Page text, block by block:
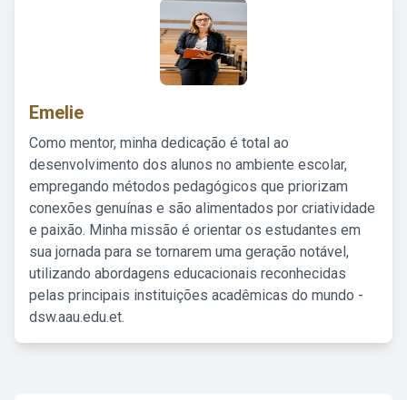
Emelie
Como mentor, minha dedicação é total ao
desenvolvimento dos alunos no ambiente escolar,
empregando métodos pedagógicos que priorizam
conexões genuínas e são alimentados por criatividade
e paixão. Minha missão é orientar os estudantes em
sua jornada para se tornarem uma geração notável,
utilizando abordagens educacionais reconhecidas
pelas principais instituições acadêmicas do mundo -
dsw.aau.edu.et.